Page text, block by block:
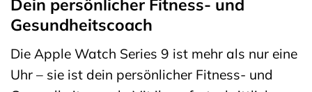
Dein persönlicher Fitness- und
Gesundheitscoach
Die Apple Watch Series 9 ist mehr als nur eine
Uhr – sie ist dein persönlicher Fitness- und